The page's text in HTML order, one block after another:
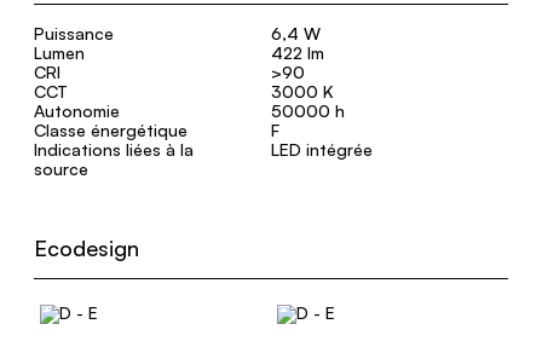
Puissance
6,4 W
Lumen
422 lm
CRI
>90
CCT
3000 K
Autonomie
50000 h
Classe énergétique
F
Indications liées à la
source
LED intégrée
Ecodesign